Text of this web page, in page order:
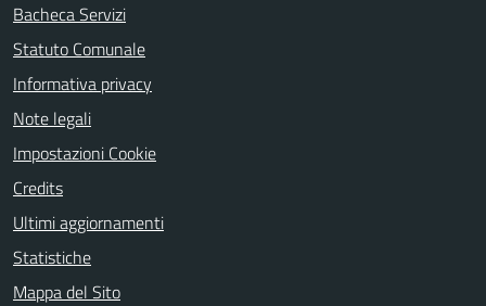
Bacheca Servizi
Statuto Comunale
Informativa privacy
Note legali
Impostazioni Cookie
Credits
Ultimi aggiornamenti
Statistiche
Mappa del Sito